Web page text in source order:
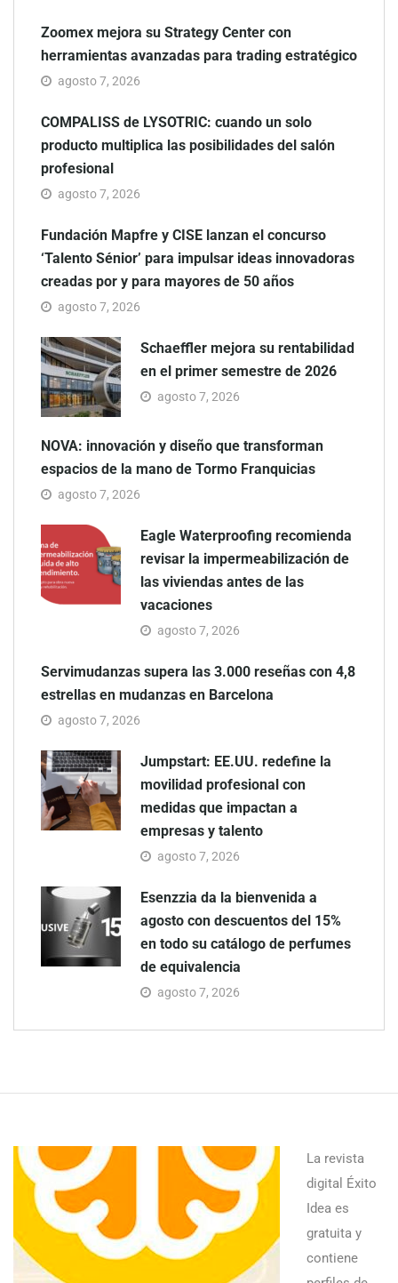
Zoomex mejora su Strategy Center con
herramientas avanzadas para trading estratégico
agosto 7, 2026
COMPALISS de LYSOTRIC: cuando un solo
producto multiplica las posibilidades del salón
profesional
agosto 7, 2026
Fundación Mapfre y CISE lanzan el concurso
‘Talento Sénior’ para impulsar ideas innovadoras
creadas por y para mayores de 50 años
agosto 7, 2026
Schaeffler mejora su rentabilidad
en el primer semestre de 2026
agosto 7, 2026
NOVA: innovación y diseño que transforman
espacios de la mano de Tormo Franquicias
agosto 7, 2026
Eagle Waterproofing recomienda
revisar la impermeabilización de
las viviendas antes de las
vacaciones
agosto 7, 2026
Servimudanzas supera las 3.000 reseñas con 4,8
estrellas en mudanzas en Barcelona
agosto 7, 2026
Jumpstart: EE.UU. redefine la
movilidad profesional con
medidas que impactan a
empresas y talento
agosto 7, 2026
Esenzzia da la bienvenida a
agosto con descuentos del 15%
en todo su catálogo de perfumes
de equivalencia
agosto 7, 2026
La revista
digital Éxito
Idea es
gratuita y
contiene